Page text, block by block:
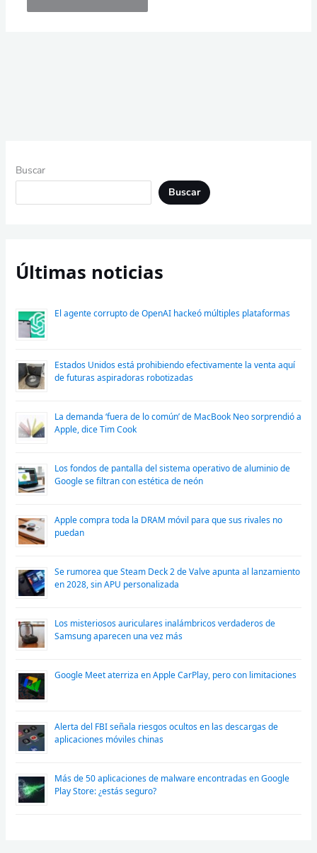
Buscar
Buscar
Últimas noticias
El agente corrupto de OpenAI hackeó múltiples plataformas
Estados Unidos está prohibiendo efectivamente la venta aquí
de futuras aspiradoras robotizadas
La demanda ‘fuera de lo común’ de MacBook Neo sorprendió a
Apple, dice Tim Cook
Los fondos de pantalla del sistema operativo de aluminio de
Google se filtran con estética de neón
Apple compra toda la DRAM móvil para que sus rivales no
puedan
Se rumorea que Steam Deck 2 de Valve apunta al lanzamiento
en 2028, sin APU personalizada
Los misteriosos auriculares inalámbricos verdaderos de
Samsung aparecen una vez más
Google Meet aterriza en Apple CarPlay, pero con limitaciones
Alerta del FBI señala riesgos ocultos en las descargas de
aplicaciones móviles chinas
Más de 50 aplicaciones de malware encontradas en Google
Play Store: ¿estás seguro?